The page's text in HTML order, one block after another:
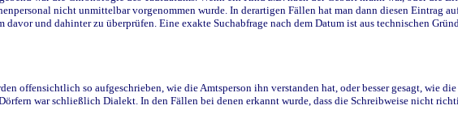
nicht unmittelbar vorgenommen wurde. In derartigen Fällen hat man dann diesen Eintrag
und dahinter zu überprüfen. Eine exakte Suchabfrage nach dem Datum ist aus technischen
offensichtlich so aufgeschrieben, wie die Amtsperson ihn verstanden hat, oder besser gesagt, wie
war schließlich Dialekt. In den Fällen bei denen erkannt wurde, dass die Schreibweise nicht